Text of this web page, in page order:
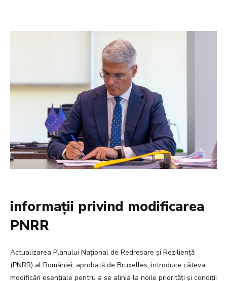
informații privind modificarea
PNRR
Actualizarea Planului Național de Redresare și Reziliență
(PNRR) al României, aprobată de Bruxelles, introduce câteva
modificări esențiale pentru a se alinia la noile priorități și condiții